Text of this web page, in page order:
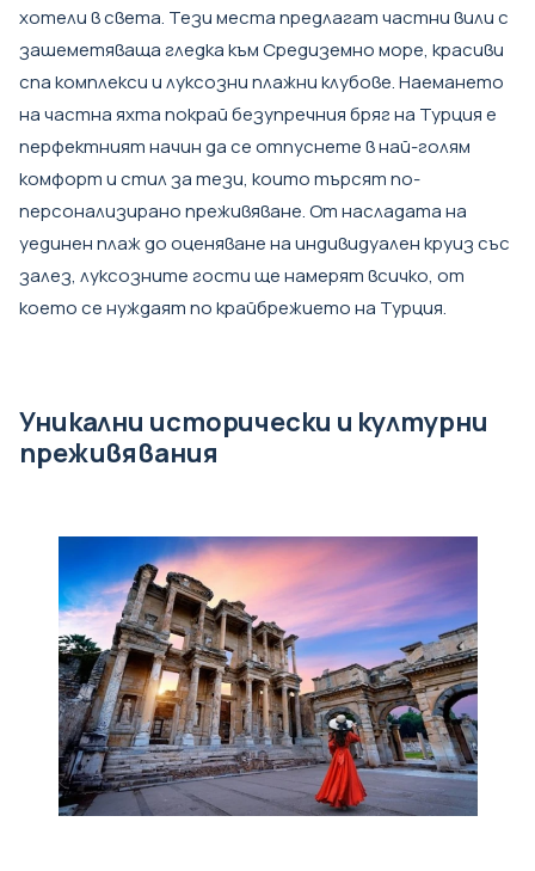
хотели в света. Тези места предлагат частни вили с
зашеметяваща гледка към Средиземно море, красиви
спа комплекси и луксозни плажни клубове. Наемането
на частна яхта покрай безупречния бряг на Турция е
перфектният начин да се отпуснете в най-голям
комфорт и стил за тези, които търсят по-
персонализирано преживяване. От насладата на
уединен плаж до оценяване на индивидуален круиз със
залез, луксозните гости ще намерят всичко, от
което се нуждаят по крайбрежието на Турция.
Уникални исторически и културни
преживявания